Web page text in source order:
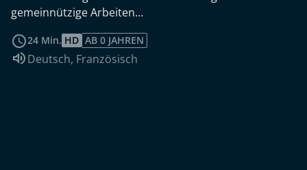
gemeinnützige Arbeiten...
24 Min. HD AB 0 JAHREN
Sprache:
Deutsch, Französisch